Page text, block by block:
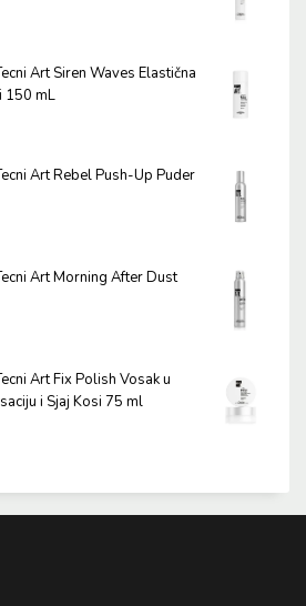
Art Siren Waves Elastična
150 mL
Art Rebel Push-Up Puder
Art Morning After Dust
Art Fix Polish Vosak u
i Sjaj Kosi 75 ml